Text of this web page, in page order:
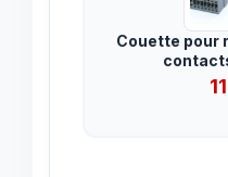
Couette pour